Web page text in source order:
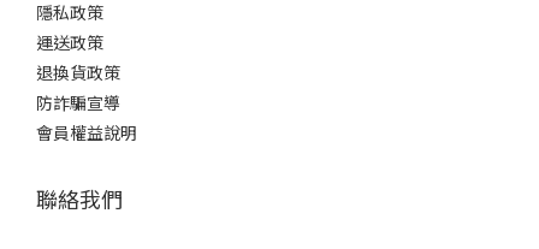
隱私政策
運送政策
退換貨政策
防詐騙宣導
會員權益說明
聯絡我們